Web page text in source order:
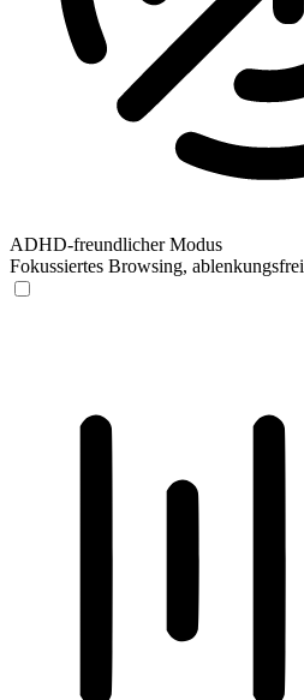
ADHD-freundlicher Modus
Fokussiertes Browsing, ablenkungsfrei